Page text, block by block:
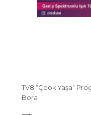
TV8 “Çook Yaşa”
Bora